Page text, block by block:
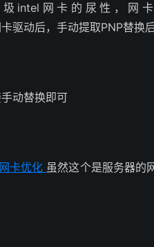
intel网卡的尿性，网卡
驱动后，手动提取PNP替换后
动替换即可
卡优化 虽然这个是服务器的